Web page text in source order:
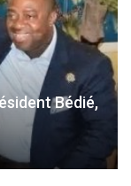
Bédié,